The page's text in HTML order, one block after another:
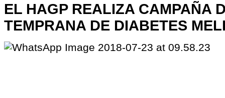
EL HAGP REALIZA CAMPAÑA
TEMPRANA DE DIABETES